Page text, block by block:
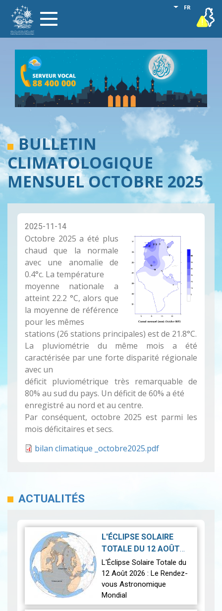
contenu
Toggle
navigation
FR
Lister les
vigilance
BULLETIN
CLIMATOLOGIQUE
MENSUEL OCTOBRE 2025
2025-11-14
Octobre 2025 a été plus
chaud que la normale
avec une anomalie de
0.4°c. La température
moyenne nationale a
atteint 22.2 °C, alors que
la moyenne de référence
pour les mêmes
stations (26 stations principales) est de 21.8°C.
La pluviométrie du même mois a été
caractérisée par une forte disparité régionale
avec un
déficit pluviométrique très remarquable de
80% au sud du pays. Un déficit de 60% a été
enregistré au nord et au centre.
Par conséquent, octobre 2025 est parmi les
mois déficitaires et secs.
bilan climatique _octobre2025.pdf
ACTUALITÉS
L'ÉCLIPSE SOLAIRE
TOTALE DU 12 AOÛT
2026|2026-07-21
L'Éclipse Solaire Totale du
12 Août 2026 : Le Rendez-
vous Astronomique
Mondial